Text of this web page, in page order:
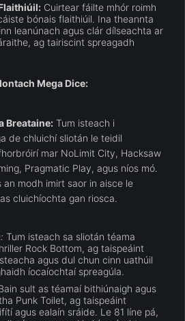
Cuirtear fáilte mhór roimh
bónais flaithiúil. Ina theannta
leanúnach agus clár dílseachta ar
ag tairiscint spreagadh
Mega Dice:
Breataine: Tum isteach i
de chluichí sliotán le teidil
mar NoLimit City, Hacksaw
Pragmatic Play, agus níos mó.
an modh imirt saor in aisce le
cluichíochta gan riosca.
Tum isteach sa sliotán téama
Rock Bottom, ag taispeáint
agus dul chun cinn uathúil
íocaíochtaí spreagúla.
sult as téamaí bithiúnaigh agus
Punk Toilet, ag taispeáint
agus ealaín sráide. Le 81 líne pá,